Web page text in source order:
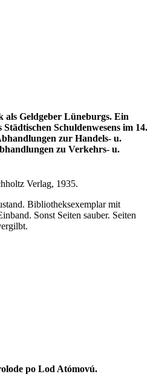
Geldgeber Lüneburgs. Ein
Schuldenwesens im 14.
zur Handels- u.
zu Verkehrs- u.
Verlag, 1935.
Bibliotheksexemplar mit
Sonst Seiten sauber. Seiten
po Lod Atómovú.